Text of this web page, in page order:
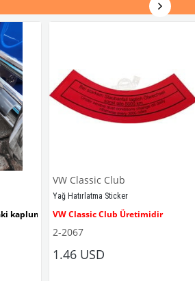
kaplumbağa modelleri ile uyumludur.
VW Classic Club
Yağ Hatırlatma Sticker
VW Classic Club Üretimidir
2-2067
1.46 USD